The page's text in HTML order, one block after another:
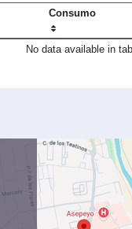
Consumo
No data available in